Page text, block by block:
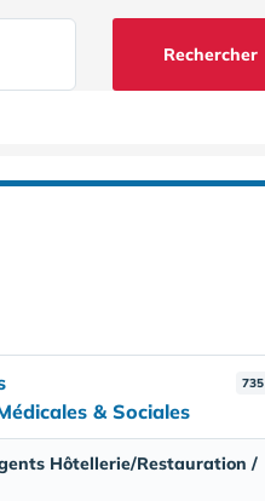
Rechercher
735
& Sociales
Hôtellerie/Restauration /